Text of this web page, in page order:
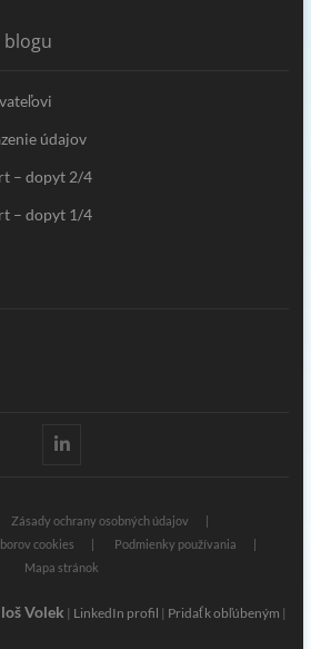
blogu
údajov
– dopyt 2/4
– dopyt 1/4
Linkedin
Zásady ochrany osobných údajov
cookies
Podmienky používania
Mapa stránok
Volek | LinkedIn profil | Pridať k obľúbeným |